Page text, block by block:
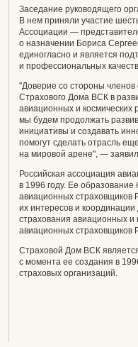
Заседание руководящего
В нем приняли участие
Ассоциации —
о назначении Бориса
единогласно и является
и профессиональных
"Доверие со стороны членов
Страхового Дома ВСК в
авиационных и космических
мы будем продолжать
инициативы и создавать
помогут сделать отрасль
на мировой арене", —
Российская ассоциация
в 1996 году. Ее
авиационных
их интересов и
страхования авиационных и
авиационных страховщиков
Страховой Дом ВСК
с момента ее создания в
страховых организаций.